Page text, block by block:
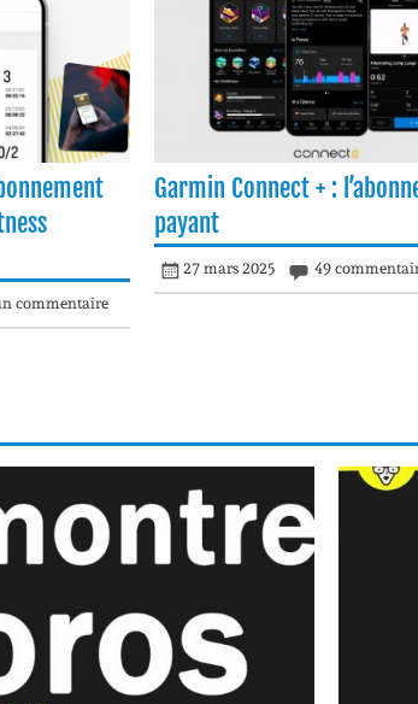
commentaire
Garmin Connect + :
payant
27 mars 2025 49